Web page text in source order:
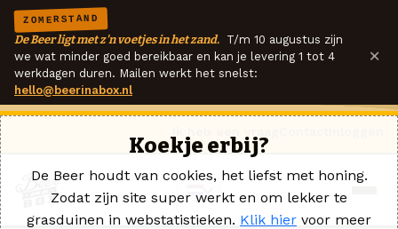
ZOMERSTAND
De Beer ligt met z'n voetjes in het zand. T/m 10 augustus zijn
we wat minder goed bereikbaar en kan je levering 1 tot 4
werkdagen duren. Mailen werkt het snelst:
hello@beerinabox.nl
×
Koekje erbij?
De Beer houdt van cookies, het liefst met honing.
Zodat zijn site super werkt en om lekker te
grasduinen in webstatistieken. Klik hier voor meer